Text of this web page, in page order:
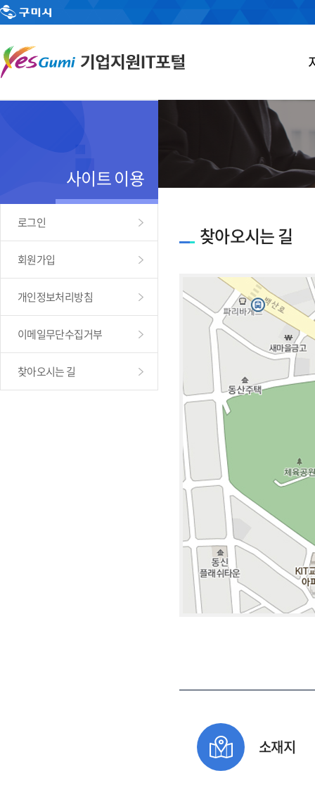
사이트 이용
로그인
회원가입
개인정보처리방침
이메일무단수집거부
찾아오시는 길
찾아오시는 길
소재지